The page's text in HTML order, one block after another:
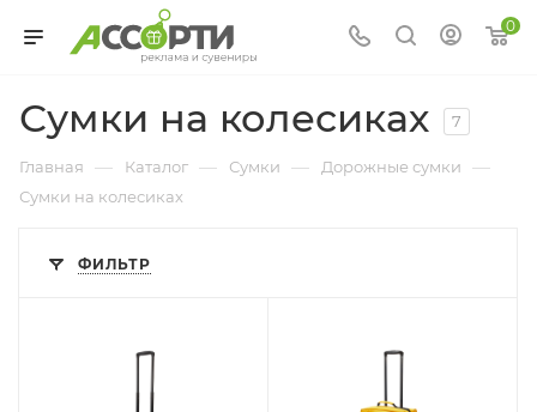
0
Сумки на колесиках 7
Главная — Каталог — Сумки — Дорожные сумки —
Сумки на колесиках
ФИЛЬТР